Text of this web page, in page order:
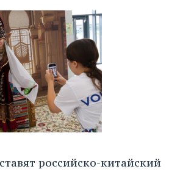
российско-китайский